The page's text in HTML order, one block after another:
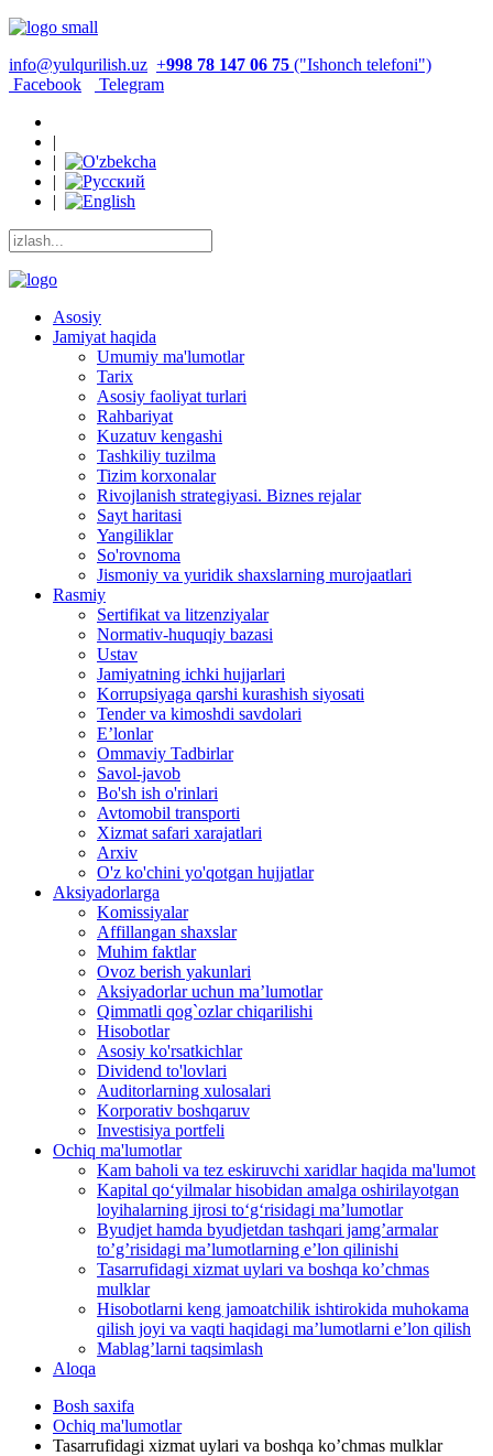
info@yulqurilish.uz +998 78 147 06 75 ("Ishonch telefoni")
Facebook
Telegram
|
|
|
|
Asosiy
Jamiyat haqida
Umumiy ma'lumotlar
Tarix
Asosiy faoliyat turlari
Rahbariyat
Kuzatuv kengashi
Tashkiliy tuzilma
Tizim korxonalar
Rivojlanish strategiyasi. Biznes rejalar
Sayt haritasi
Yangiliklar
So'rovnoma
Jismoniy va yuridik shaxslarning murojaatlari
Rasmiy
Sertifikat va litzenziyalar
Normativ-huquqiy bazasi
Ustav
Jamiyatning ichki hujjarlari
Korrupsiyaga qarshi kurashish siyosati
Tender va kimoshdi savdolari
E’lonlar
Ommaviy Tadbirlar
Savol-javob
Bo'sh ish o'rinlari
Avtomobil transporti
Xizmat safari xarajatlari
Arxiv
O'z ko'chini yo'qotgan hujjatlar
Aksiyadorlarga
Komissiyalar
Affillangan shaxslar
Muhim faktlar
Ovoz berish yakunlari
Aksiyadorlar uchun ma’lumotlar
Qimmatli qog`ozlar chiqarilishi
Hisobotlar
Asosiy ko'rsatkichlar
Dividend to'lovlari
Auditorlarning xulosalari
Korporativ boshqaruv
Investisiya portfeli
Ochiq ma'lumotlar
Kam baholi va tez eskiruvchi xaridlar haqida ma'lumot
Kapital qo‘yilmalar hisobidan amalga oshirilayotgan
loyihalarning ijrosi to‘g‘risidagi maʼlumotlar
Byudjet hamda byudjetdan tashqari jamgʼarmalar
toʼgʼrisidagi maʼlumotlarning eʼlon qilinishi
Tasarrufidagi xizmat uylari va boshqa koʼchmas
mulklar
Hisobotlarni keng jamoatchilik ishtirokida muhokama
qilish joyi va vaqti haqidagi maʼlumotlarni eʼlon qilish
Mablag’larni taqsimlash
Aloqa
Bosh saxifa
Ochiq ma'lumotlar
Tasarrufidagi xizmat uylari va boshqa koʼchmas mulklar